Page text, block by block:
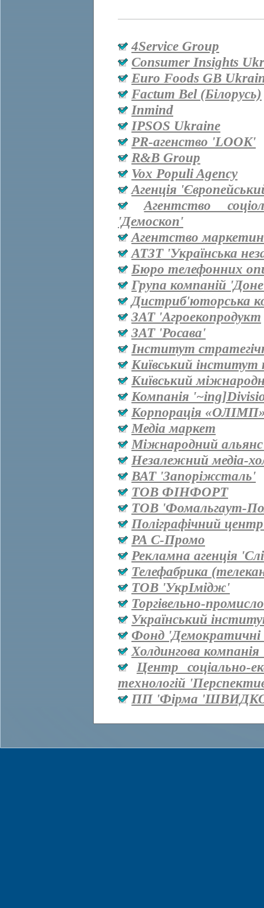
4Service Group
Consumer Insights
Euro Foods GB
Factum Bel (Білорусь)
Inmind
IPSOS Ukraine
PR-агенство 'LOOK'
R&B Group
Vox Populi Agency
Агенція
Агентство
'Демоскоп'
Агентство
АТЗТ 'Українська
Бюро телефонних
Група компаній
Дистриб'юторська
ЗАТ 'Агроекопродукт
ЗАТ 'Росава'
Інститут
Київський інститут
Київський
Компанія
Корпорація
Медіа маркет
Міжнародний
Незалежний медіа-
ВАТ 'Запоріжсталь'
ТОВ ФІНФОРТ
ТОВ 'Фомальгаут-
Поліграфічний
РА С-Промо
Рекламна агенція
Телефабрика
ТОВ 'УкрІмідж'
Торгівельно-
Український
Фонд 'Демократичні
Холдингова
Центр соціально-
технологій
ПП 'Фірма